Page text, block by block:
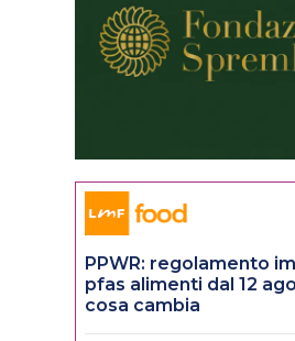
PPWR: regolamento
pfas alimenti dal 12
cosa cambia